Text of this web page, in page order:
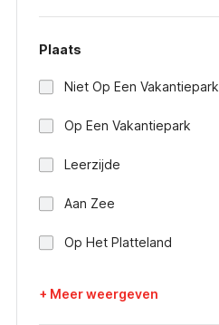
Plaats
Niet Op Een Vakantiepark
Op Een Vakantiepark
Leerzijde
Aan Zee
Op Het Platteland
+ Meer weergeven